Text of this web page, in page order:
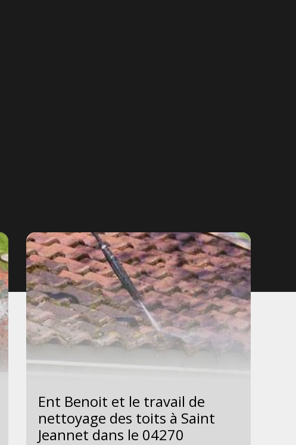
Ent Benoit et le travail de
nettoyage des toits à Saint
Jeannet dans le 04270